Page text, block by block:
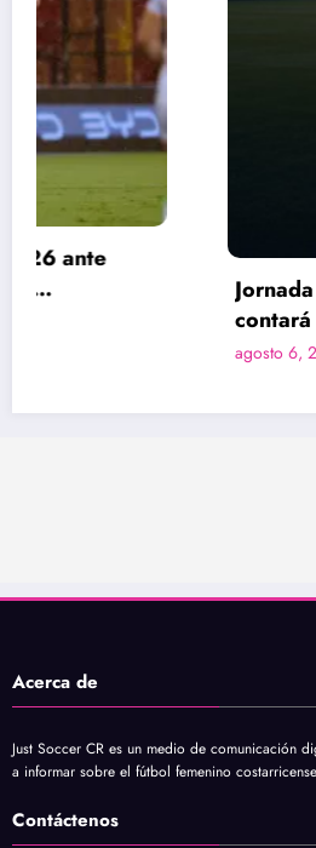
Jornada inaugural del
contará con cuartetas
Acerca de
Just Soccer CR es un medio de comunicación
a informar sobre el fútbol femenino
Contáctenos